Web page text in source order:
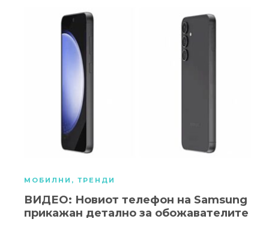
МОБИЛНИ , ТРЕНДИ
ВИДЕО: Новиот телефон на Samsung
прикажан детално за обожавателите